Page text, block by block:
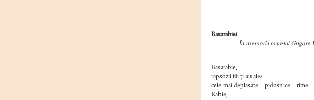
Basarabiei
În memoria marelui Grigore
Basarabie,
rapsozii tăi ţi-au ales
cele mai deplasate – pidosnice – rime.
Rabie,